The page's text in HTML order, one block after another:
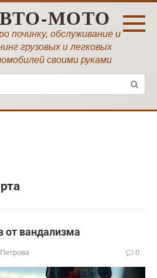
МОТО
починку, обслуживание и
грузовых и легковых
своими руками
от вандализма
0